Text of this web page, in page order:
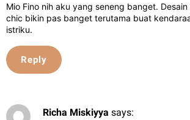
Mio Fino nih aku yang seneng banget.
chic bikin pas banget terutama buat
istriku.
Reply
Richa Miskiyya says: